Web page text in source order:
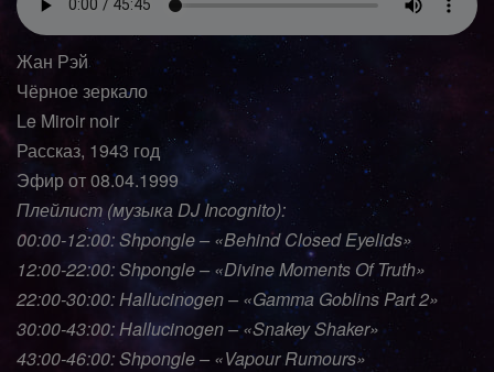
Жан Рэй
Чёрное зеркало
Le Miroir noir
Рассказ, 1943 год
Эфир от 08.04.1999
Плейлист (музыка DJ Incognito):
00:00-12:00: Shpongle – «Behind Closed Eyelids»
12:00-22:00: Shpongle – «Divine Moments Of Truth»
22:00-30:00: Hallucinogen – «Gamma Goblins Part 2»
30:00-43:00: Hallucinogen – «Snakey Shaker»
43:00-46:00: Shpongle – «Vapour Rumours»